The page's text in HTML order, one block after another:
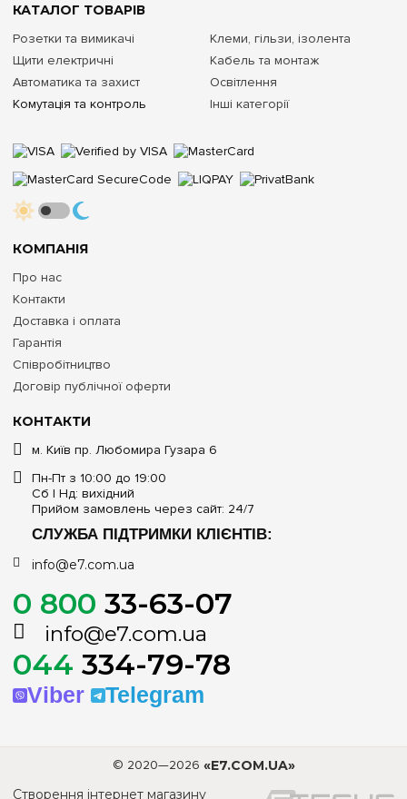
КОНТАКТИ
м. Київ пр. Любомира Гузара 6
Пн-Пт з 10:00 до 19:00
Сб | Нд: вихідний
Прийом замовлень через сайт: 24/7
СЛУЖБА ПІДТРИМКИ КЛІЄНТІВ:
info@e7.com.ua
0 800 33-63-07
info@e7.com.ua
044 334-79-78
Viber Telegram
КОМПАНІЯ
Про нас
Контакти
Доставка і оплата
Гарантія
Співробітництво
Договір публічної оферти
КАТАЛОГ ТОВАРІВ
Розетки та вимикачі
Щити електричні
Автоматика та захист
Комутація та контроль
Клеми, гільзи, ізолента
Кабель та монтаж
Освітлення
Інші категорії
© 2020—2026 «E7.COM.UA»
Створення інтернет магазину